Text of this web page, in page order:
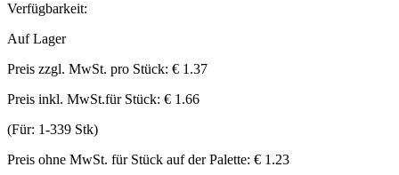
Verfügbarkeit:
Auf Lager
Preis zzgl. MwSt. pro Stück: € 1.37
Preis inkl. MwSt.für Stück: € 1.66
(Für: 1-339 Stk)
Preis ohne MwSt. für Stück auf der Palette: € 1.23